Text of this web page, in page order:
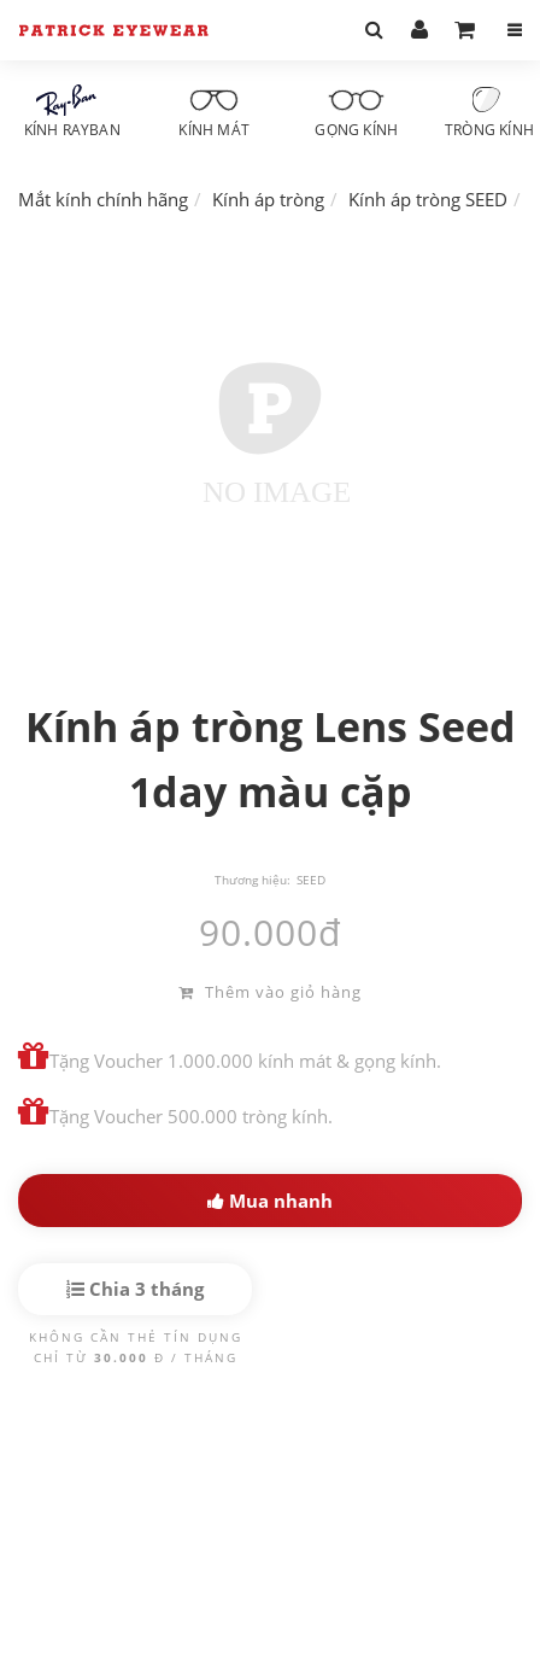
KÍNH RAYBAN KÍNH MÁT GỌNG KÍNH TRÒNG KÍNH
Mắt kính chính hãng Kính áp tròng Kính áp tròng SEED
Kính áp tròng Lens Seed
1day màu cặp
Thương hiệu: SEED
90.000đ
Thêm vào giỏ hàng
Tặng Voucher 1.000.000 kính mát & gọng kính.
Tặng Voucher 500.000 tròng kính.
Mua nhanh
Chia 3 tháng
KHÔNG CẦN THẺ TÍN DỤNG
CHỈ TỪ 30.000 Đ / THÁNG